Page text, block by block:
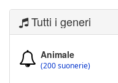
Tutti i generi
Animale
(200 suonerie)